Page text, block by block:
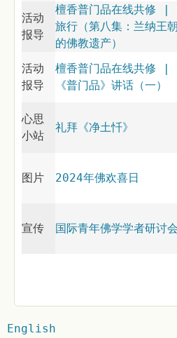
活动
报导
檀香普门品在线共修 |
旅行（第八集：兰纳王
的佛教遗产）
活动
报导
檀香普门品在线共修 |
《普门品》讲话（一）
心思
小站
礼拜《净土忏》
图片 2024年佛欢喜日
宣传 国际青年佛学学者研讨会
English